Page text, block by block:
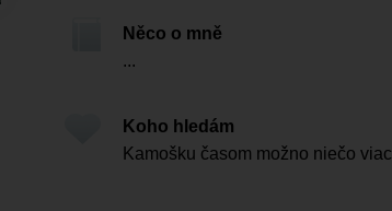
Něco o mně
...
Koho hledám
Kamošku časom možno niečo viac